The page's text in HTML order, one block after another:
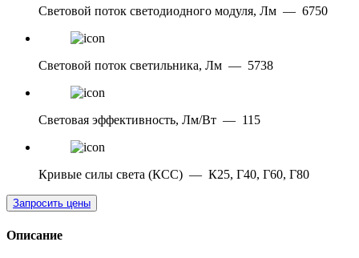
Световой поток светодиодного модуля, Лм — 6750
Световой поток светильника, Лм — 5738
Световая эффективность, Лм/Вт — 115
Кривые силы света (КСС) — К25, Г40, Г60, Г80
Запросить цены
Описание